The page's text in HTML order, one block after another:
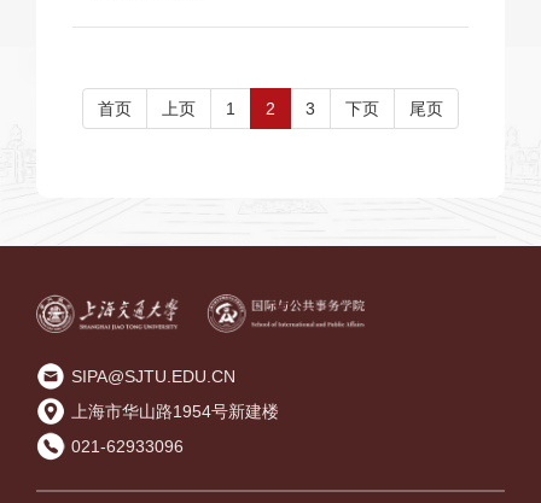
首页 上页 1 2 3 下页 尾页
SIPA@SJTU.EDU.CN
上海市华山路1954号新建楼
021-62933096